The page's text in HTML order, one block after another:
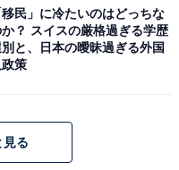
トになっています。ス
ち手に取り付けること
移民」に冷たいのはどっちな
？ スイスの厳格過ぎる学歴
と、日本の曖昧過ぎる外国
政策
見る